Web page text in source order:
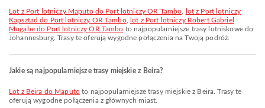
lot z Port lotniczy Maputo do Port lotniczy OR Tambo
lot z Port lotniczy
Kapsztad do Port lotniczy OR Tambo,
lot z Port lotniczy Robert Gabriel
Mugabe do Port lotniczy OR Tambo to najpopularniejsze trasy lotniskowe do
Johannesburg. Trasy te oferują wygodne połączenia na Twoją podróż.
Jakie są najpopularniejsze trasy miejskie z Beira?
lot z Beira do Maputoto najpopularniejsze trasy miejskie z Beira. Trasy te
oferują wygodne połączenia z głównych miast.